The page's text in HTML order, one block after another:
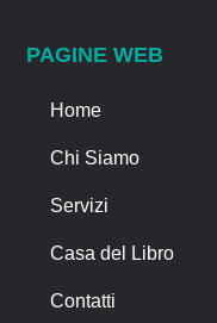
PAGINE WEB
Home
Chi Siamo
Servizi
Casa del Libro
Contatti